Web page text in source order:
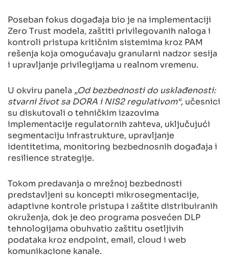
Poseban fokus događaja bio je na implementaciji
Zero Trust modela, zaštiti privilegovanih naloga i
kontroli pristupa kritičnim sistemima kroz PAM
rešenja koja omogućavaju granularni nadzor sesija
i upravljanje privilegijama u realnom vremenu.
U okviru panela „Od bezbednosti do usklađenosti:
stvarni život sa DORA i NIS2 regulativom“, učesnici
su diskutovali o tehničkim izazovima
implementacije regulatornih zahteva, uključujući
segmentaciju infrastrukture, upravljanje
identitetima, monitoring bezbednosnih događaja i
resilience strategije.
Tokom predavanja o mrežnoj bezbednosti
predstavljeni su koncepti mikrosegmentacije,
adaptivne kontrole pristupa i zaštite distribuiranih
okruženja, dok je deo programa posvećen DLP
tehnologijama obuhvatio zaštitu osetljivih
podataka kroz endpoint, email, cloud i web
komunikacione kanale.